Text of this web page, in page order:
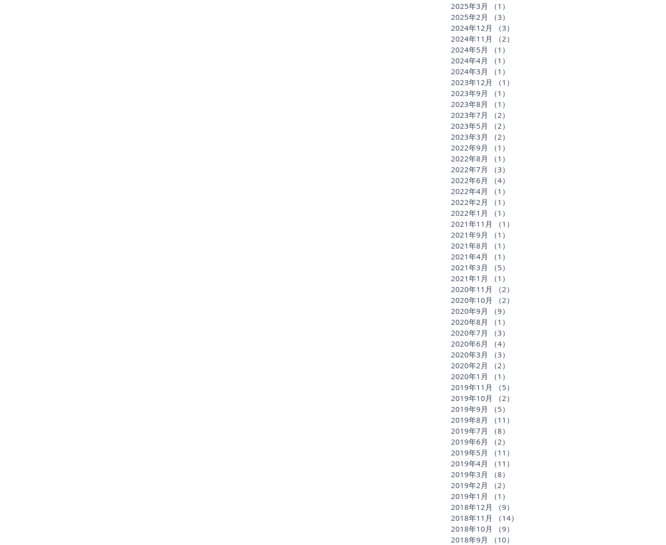
2025年3月 （1）
2025年2月
（3）
2024年12月
（3）
2024年11月
（2）
2024年5月
（1）
2024年4月
（1）
2024年3月
（1）
2023年12月
（1）
2023年9月
（1）
2023年8月
（1）
2023年7月
（2）
2023年5月
（2）
2023年3月
（2）
2022年9月
（1）
2022年8月
（1）
2022年7月
（3）
2022年6月
（4）
2022年4月
（1）
2022年2月
（1）
2022年1月
（1）
2021年11月
（1）
2021年9月
（1）
2021年8月
（1）
2021年4月
（1）
2021年3月
（5）
2021年1月
（1）
2020年11月
（2）
2020年10月
（2）
2020年9月
（9）
2020年8月
（1）
2020年7月
（3）
2020年6月
（4）
2020年3月
（3）
2020年2月
（2）
2020年1月
（1）
2019年11月
（5）
2019年10月
（2）
2019年9月
（5）
2019年8月
（11）
2019年7月
（8）
2019年6月
（2）
2019年5月
（11）
2019年4月
（11）
2019年3月
（8）
2019年2月
（2）
2019年1月
（1）
2018年12月
（9）
2018年11月
（14）
2018年10月
（9）
2018年9月
（10）